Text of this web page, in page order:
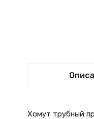
Хомут трубный